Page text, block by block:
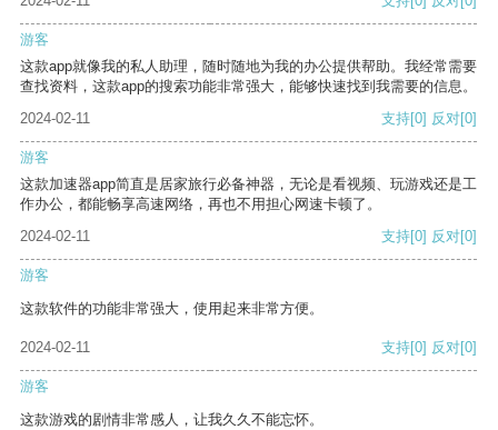
游客
这款app就像我的私人助理，随时随地为我的办公提供帮助。我经常需要
查找资料，这款app的搜索功能非常强大，能够快速找到我需要的信息。
2024-02-11
支持[0] 反对[0]
游客
这款加速器app简直是居家旅行必备神器，无论是看视频、玩游戏还是工
作办公，都能畅享高速网络，再也不用担心网速卡顿了。
2024-02-11
支持[0] 反对[0]
游客
这款软件的功能非常强大，使用起来非常方便。
2024-02-11 支持[0] 反对[0]
游客
这款游戏的剧情非常感人，让我久久不能忘怀。